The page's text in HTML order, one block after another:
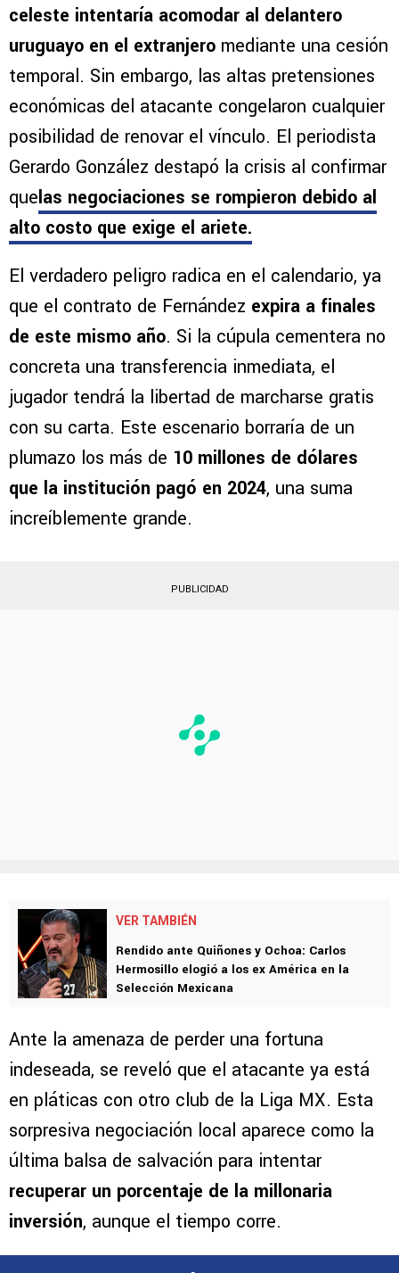
celeste intentaría acomodar al delantero
uruguayo en el extranjero mediante una cesión
temporal. Sin embargo, las altas pretensiones
económicas del atacante congelaron cualquier
posibilidad de renovar el vínculo. El periodista
Gerardo González destapó la crisis al confirmar
quelas negociaciones se rompieron debido al
alto costo que exige el ariete.
El verdadero peligro radica en el calendario, ya
que el contrato de Fernández expira a finales
de este mismo año. Si la cúpula cementera no
concreta una transferencia inmediata, el
jugador tendrá la libertad de marcharse gratis
con su carta. Este escenario borraría de un
plumazo los más de 10 millones de dólares
que la institución pagó en 2024, una suma
increíblemente grande.
PUBLICIDAD
VER TAMBIÉN
Rendido ante Quiñones y Ochoa: Carlos
Hermosillo elogió a los ex América en la
Selección Mexicana
Ante la amenaza de perder una fortuna
indeseada, se reveló que el atacante ya está
en pláticas con otro club de la Liga MX. Esta
sorpresiva negociación local aparece como la
última balsa de salvación para intentar
recuperar un porcentaje de la millonaria
inversión, aunque el tiempo corre.